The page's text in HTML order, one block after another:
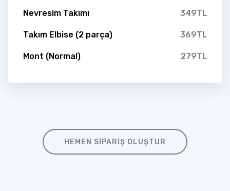
Nevresim Takımı 349TL
Takım Elbise (2 parça) 369TL
Mont (Normal) 279TL
HEMEN SIPARIŞ OLUŞTUR